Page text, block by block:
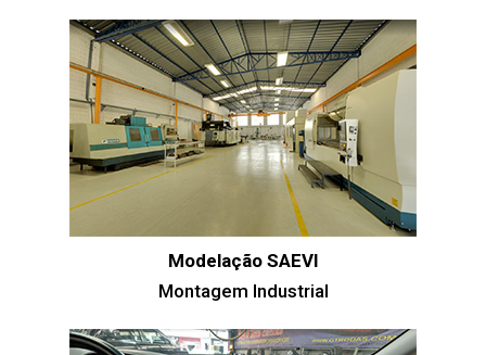
Modelação SAEVI
Montagem Industrial